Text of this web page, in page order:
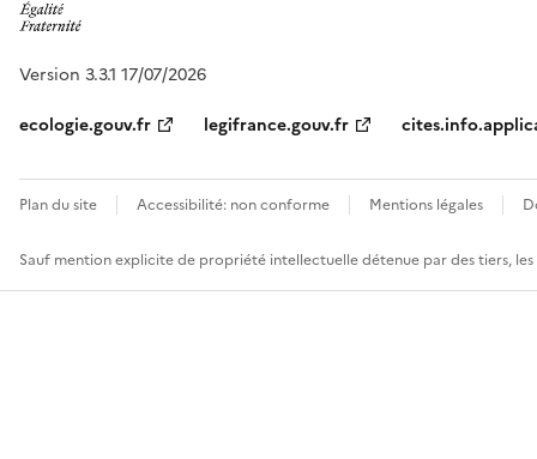
Version 3.3.1 17/07/2026
ecologie.gouv.fr
legifrance.gouv.fr
Plan du site Accessibilité: non conforme Mentions légales
Sauf mention explicite de propriété intellectuelle détenue par des tiers,